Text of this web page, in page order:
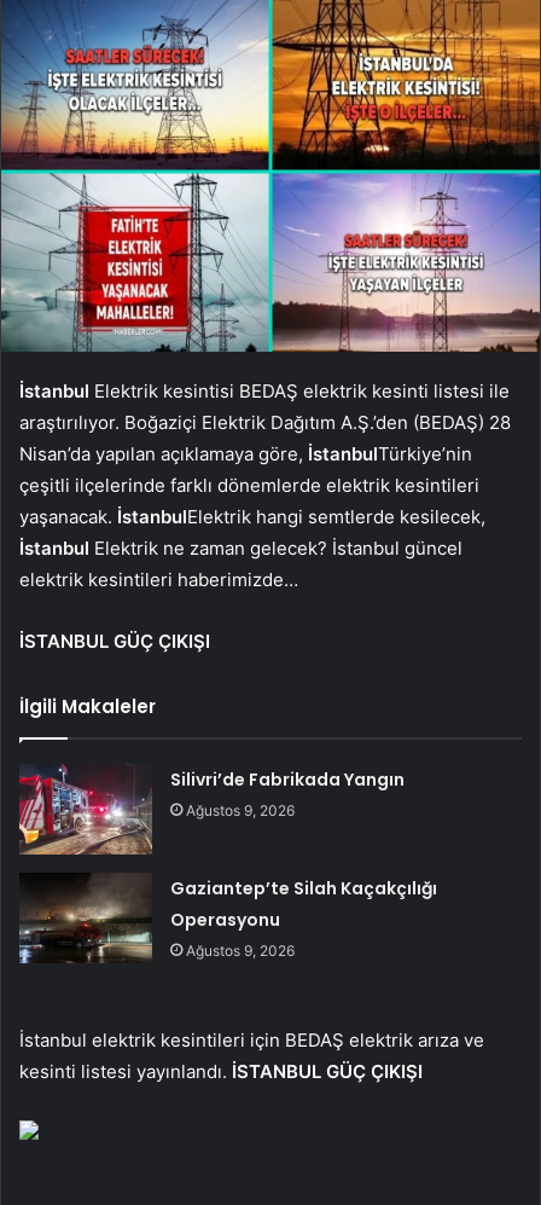
İstanbul Elektrik kesintisi BEDAŞ elektrik kesinti listesi ile
araştırılıyor. Boğaziçi Elektrik Dağıtım A.Ş.’den (BEDAŞ) 28
Nisan’da yapılan açıklamaya göre, İstanbulTürkiye’nin
çeşitli ilçelerinde farklı dönemlerde elektrik kesintileri
yaşanacak. İstanbulElektrik hangi semtlerde kesilecek,
İstanbul Elektrik ne zaman gelecek? İstanbul güncel
elektrik kesintileri haberimizde…
İSTANBUL GÜÇ ÇIKIŞI
İlgili Makaleler
Silivri’de Fabrikada Yangın
Ağustos 9, 2026
Gaziantep’te Silah Kaçakçılığı
Operasyonu
Ağustos 9, 2026
İstanbul elektrik kesintileri için BEDAŞ elektrik arıza ve
kesinti listesi yayınlandı. İSTANBUL GÜÇ ÇIKIŞI